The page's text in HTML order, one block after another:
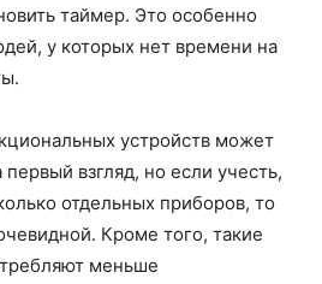
таймер. Это особенно
у которых нет времени на
устройств может
первый взгляд, но если учесть,
отдельных приборов, то
Кроме того, такие
меньше